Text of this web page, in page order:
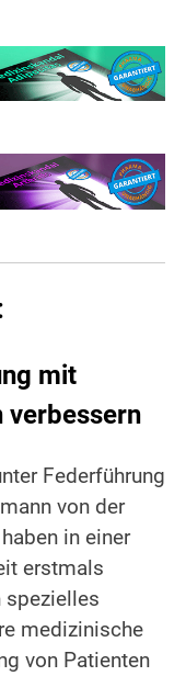
mit
Federführung
von der
in einer
erstmals
spezielles
medizinische
von Patienten